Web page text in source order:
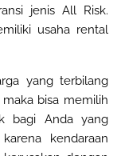
jenis All Risk.
usaha rental
yang terbilang
bisa memilih
bagi Anda yang
kendaraan